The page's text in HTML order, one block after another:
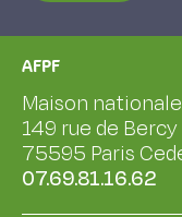
AFPF
Maison
149 rue de Bercy
75595 Paris
07.69.81.16.62